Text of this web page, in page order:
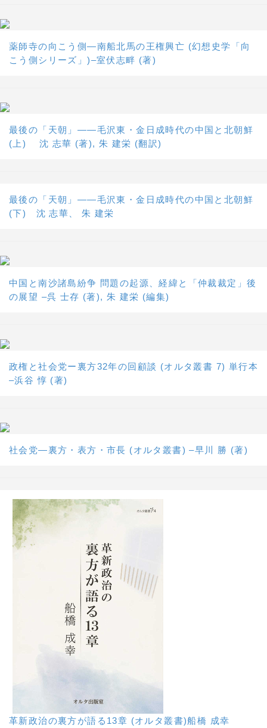
薬師寺の向こう側―南船北馬の王権興亡 (幻想史学「向
こう側シリーズ」)–室伏志畔 (著)
最後の「天朝」――毛沢東・金日成時代の中国と北朝鮮
(上) 沈 志華 (著), 朱 建栄 (翻訳)
最後の「天朝」――毛沢東・金日成時代の中国と北朝鮮
(下) 沈 志華、 朱 建栄
中国と南沙諸島紛争 問題の起源、経緯と「仲裁裁定」後
の展望 –呉 士存 (著), 朱 建栄 (編集)
政権と社会党ー裏方32年の回顧談 (オルタ叢書 7) 単行本
–浜谷 惇 (著)
社会党―裏方・表方・市長 (オルタ叢書) –早川 勝 (著)
革新政治の裏方が語る13章 (オルタ叢書)船橋 成幸